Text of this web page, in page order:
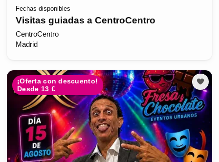
Fechas disponibles
Visitas guiadas a CentroCentro
CentroCentro
Madrid
¡Oferta con descuento!
Desde 13 €